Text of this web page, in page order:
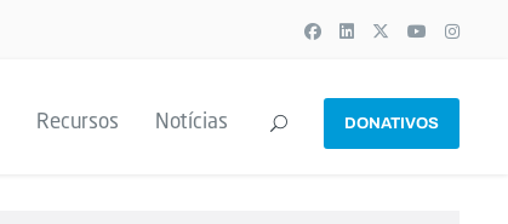
Recursos Notícias DONATIVOS